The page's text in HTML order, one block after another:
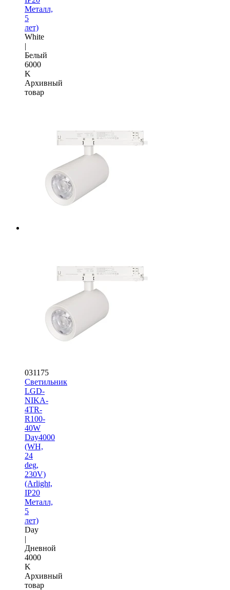
Металл,
5
лет)
White
|
Белый
6000
K
Архивный
товар
031175
Светильник
LGD-
NIKA-
4TR-
R100-
40W
Day4000
(WH,
24
deg,
230V)
(Arlight,
IP20
Металл,
5
лет)
Day
|
Дневной
4000
K
Архивный
товар